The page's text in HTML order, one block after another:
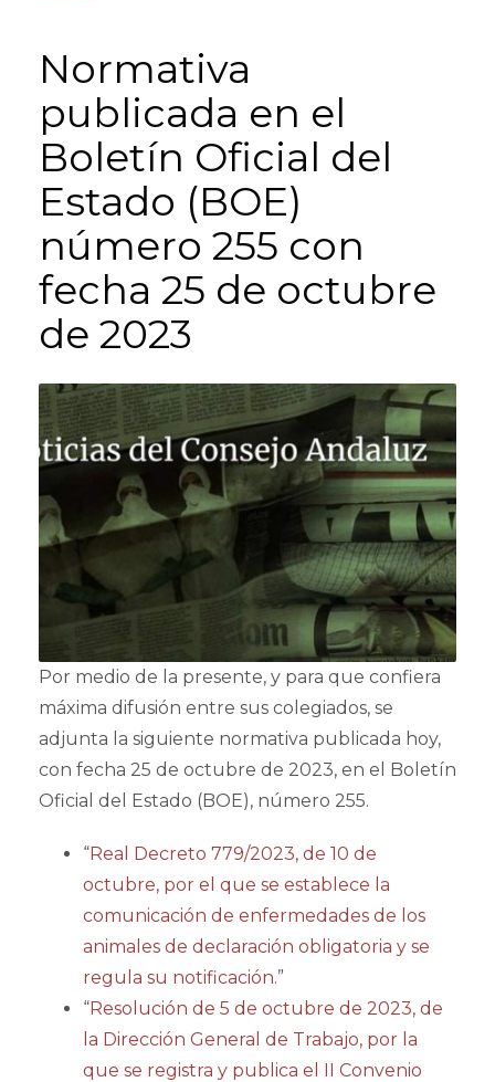
Normativa
publicada en el
Boletín Oficial del
Estado (BOE)
número 255 con
fecha 25 de octubre
de 2023
Por medio de la presente, y para que confiera
máxima difusión entre sus colegiados, se
adjunta la siguiente normativa publicada hoy,
con fecha 25 de octubre de 2023, en el Boletín
Oficial del Estado (BOE), número 255.
“Real Decreto 779/2023, de 10 de
octubre, por el que se establece la
comunicación de enfermedades de los
animales de declaración obligatoria y se
regula su notificación.”
“Resolución de 5 de octubre de 2023, de
la Dirección General de Trabajo, por la
que se registra y publica el II Convenio